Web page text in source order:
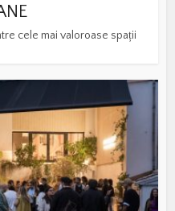
cele mai valoroase spații